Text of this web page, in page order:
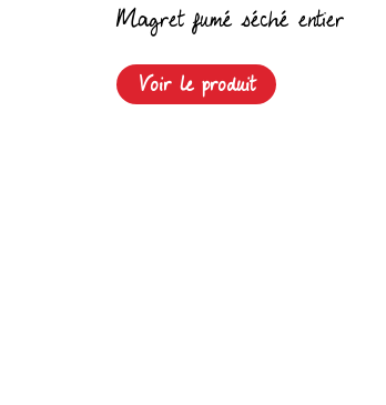
Magret fumé séché entier
Voir le produit